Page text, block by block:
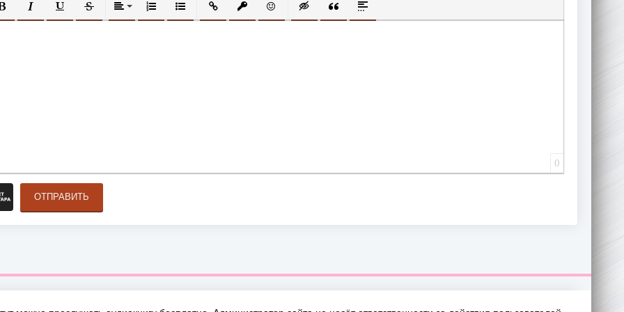
КУРСИВПОДЧЕРКНУТЫЙ
ЗАЧЕРКНУТЫЙВЫРАВНИВАНИЕ
НУМЕРОВАННЫЙ СПИСОК
МАРКИРОВАННЫЙ СПИСОК
ВСТАВИТЬ ССЫЛКУ
ВСТАВИТЬ ЗАЩИЩЕННУЮ ССЫЛКУ
ВСТАВИТЬ СМАЙЛИК
ВСТАВКА СКРЫТОГО ТЕКСТА
ВСТАВКА ЦИТАТЫ
ВСТАВКА СПОЙЛЕРА
0
ОТПРАВИТЬ